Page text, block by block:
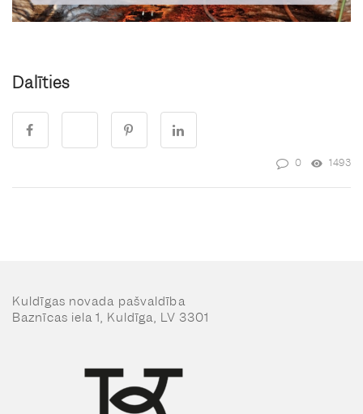
Dalīties
0 1493
Kuldīgas novada pašvaldība
Baznīcas iela 1, Kuldīga, LV 3301